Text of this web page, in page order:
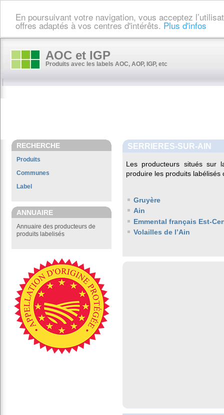
En poursuivant votre navigation, vous acceptez
offres adaptés à vos centres d'intérêts. Plus d'infos
AOC et IGP
Produits avec les labels AOC, AOP, IGP, etc
RECHERCHE
Produits
Communes
Label
ANNUAIRE
Annuaire des producteurs de
produits labelisés
SERRIERES-SUR-AIN
Les producteurs situés sur
produire les produits labélisés
Gruyère
Ain
Emmental français Est-
Volailles de l’Ain